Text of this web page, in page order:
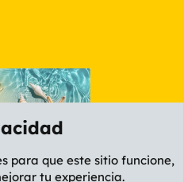
para que este sitio funcione,
tu experiencia.